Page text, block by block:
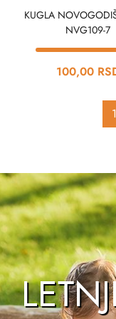
KUGLA
NVG109-7
100,00
1